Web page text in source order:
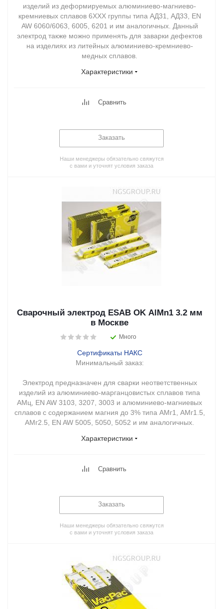
изделий из деформируемых алюминиево-магниево-
кремниевых сплавов 6ХХХ группы типа АД31, АД33, EN
AW 6060/6063, 6005, 6201 и им аналогичных. Данный
электрод также можно применять для заварки дефектов
на изделиях из литейных алюминиево-кремниево-
медных сплавов.
Характеристики
Сравнить
Заказать
Наши менеджеры обязательно свяжутся
с вами и уточнят условия заказа
Сварочный электрод ESAB OK AlMn1 3.2 мм
в Москве
Много
Сертификаты НАКС
Минимальный заказ:
Электрод предназначен для сварки неответственных
изделий из алюминиево-марганцовистых сплавов типа
АМц, EN AW 3103, 3207, 3003 и алюминиево-магниевых
сплавов с содержанием магния до 3% типа АМг1, АМг1.5,
АМг2.5, EN AW 5005, 5050, 5052 и им аналогичных.
Характеристики
Сравнить
Заказать
Наши менеджеры обязательно свяжутся
с вами и уточнят условия заказа